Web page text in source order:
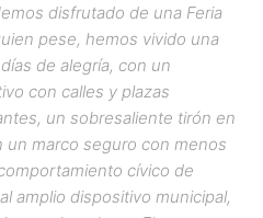
disfrutado de una Feria
pese, hemos vivido una
de alegría, con un
con calles y plazas
un sobresaliente tirón en
un marco seguro con menos
cívico de
amplio dispositivo municipal,